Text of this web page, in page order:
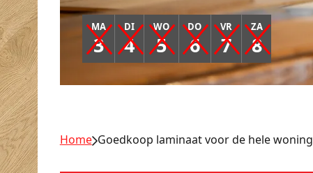
MA
3
DI
4
WO
5
DO
6
VR
7
ZA
8
Home Goedkoop laminaat voor de hele woning